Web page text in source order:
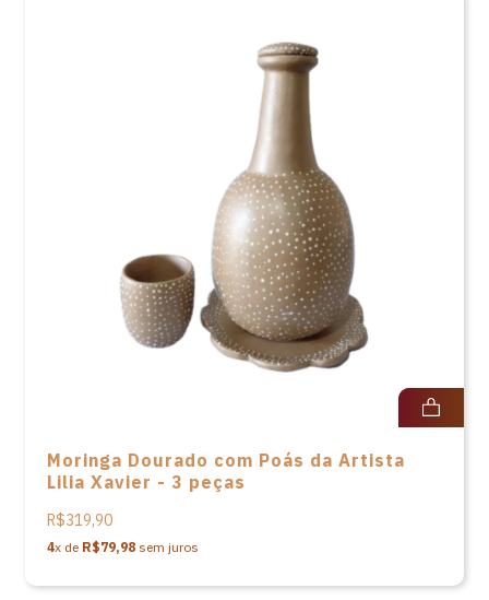
Moringa Dourado com Poás da Artista
Lilia Xavier - 3 peças
R$319,90
4x de R$79,98 sem juros